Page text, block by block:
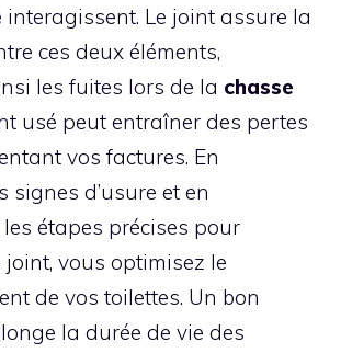
interagissent. Le joint assure la
ces deux éléments,
les fuites lors de la chasse
usé peut entraîner des pertes
vos factures. En
signes d’usure et en
étapes précises pour
joint, vous optimisez le
de vos toilettes. Un bon
la durée de vie des